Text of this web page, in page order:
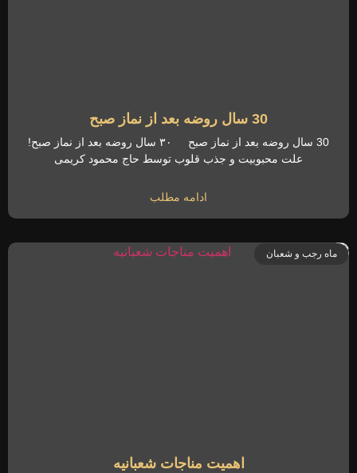
30 سال روضه بعد از نماز صبح
30 سال روضه بعد از نماز صبح ۳۰ سال روضه بعد از نماز صبح!
علت محبوبیت و جذب قلوب توسط حاج محمود کریمی
ادامه مطلب
ماه رجب و شعبان
اهمیت مناجات شعبانیه